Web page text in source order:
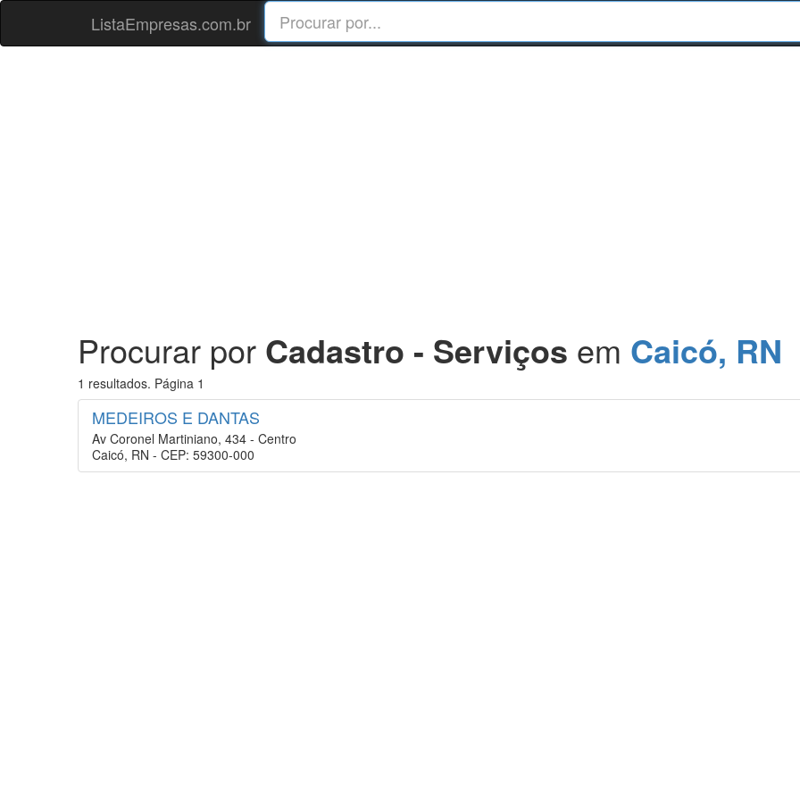
ListaEmpresas.com.br
Procurar por Cadastro - Serviços em Caicó, RN
1 resultados. Página 1
MEDEIROS E DANTAS
Av Coronel Martiniano, 434 - Centro
Caicó, RN - CEP: 59300-000